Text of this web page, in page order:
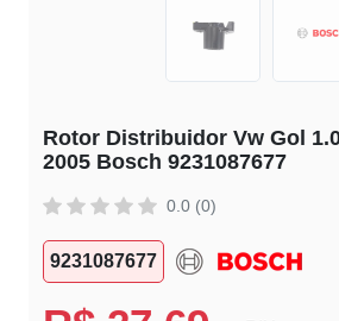
Rotor Distribuidor Vw Gol
2005 Bosch 9231087677
0.0 (0)
9231087677